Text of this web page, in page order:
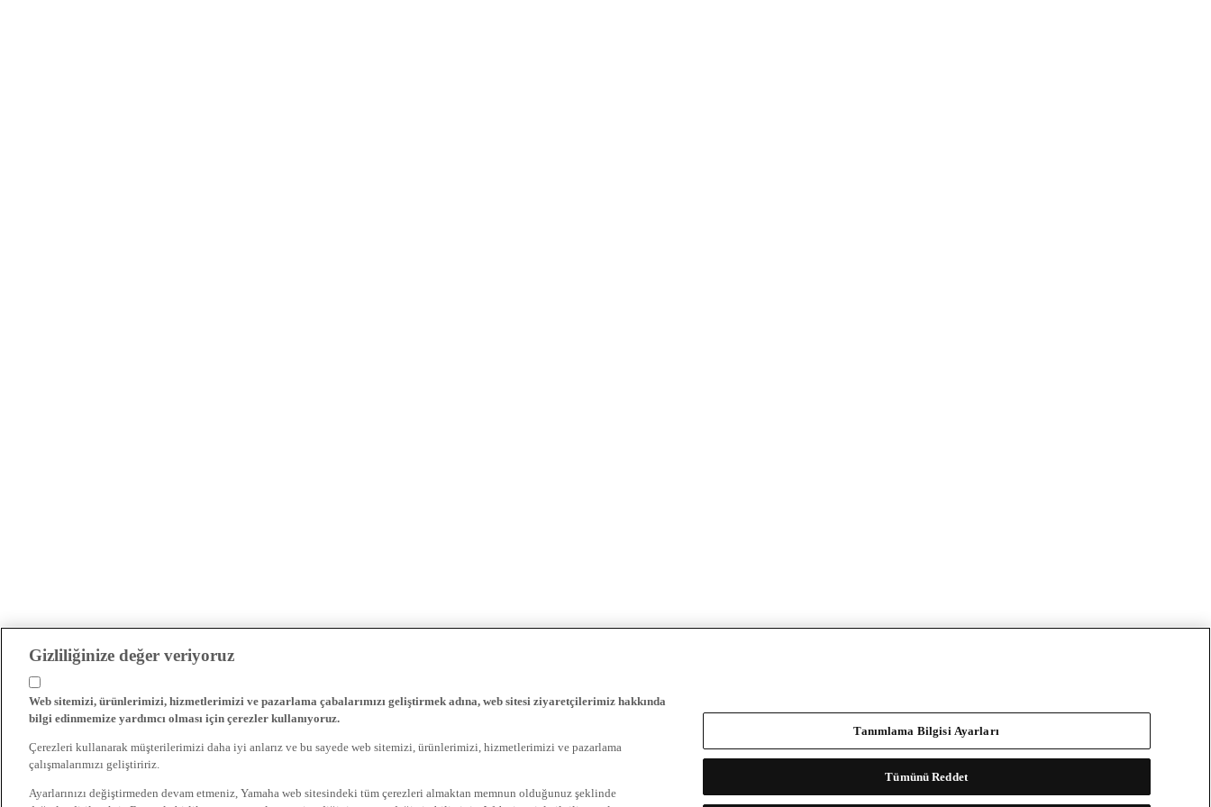
Gizliliğinize değer veriyoruz
Web sitemizi, ürünlerimizi, hizmetlerimizi ve pazarlama çabalarımızı geliştirmek adına, web sitesi ziyaretçilerimiz hakkında
bilgi edinmemize yardımcı olması için çerezler kullanıyoruz.
Çerezleri kullanarak müşterilerimizi daha iyi anlarız ve bu sayede web sitemizi, ürünlerimizi, hizmetlerimizi ve pazarlama
çalışmalarımızı geliştiririz.
Ayarlarınızı değiştirmeden devam etmeniz, Yamaha web sitesindeki tüm çerezleri almaktan memnun olduğunuz şeklinde
Tanımlama Bilgisi Ayarları
Tümünü Reddet